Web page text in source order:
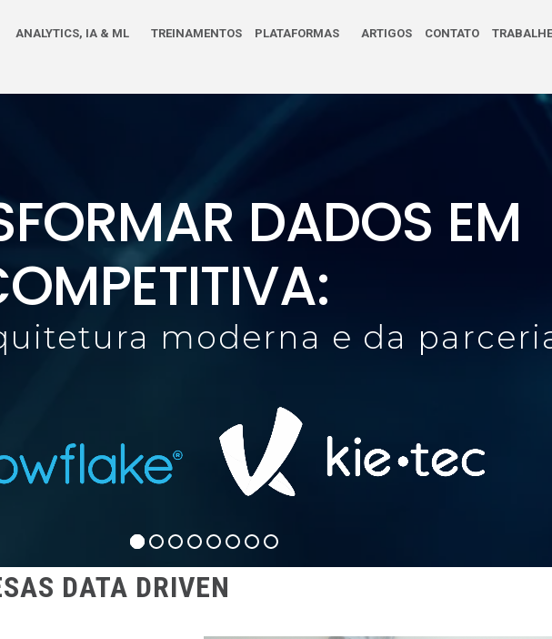
ANALYTICS, IA & ML TREINAMENTOS PLATAFORMAS ARTIGOS CONTATO
DADOS EM
moderna e da
DATA DRIVEN